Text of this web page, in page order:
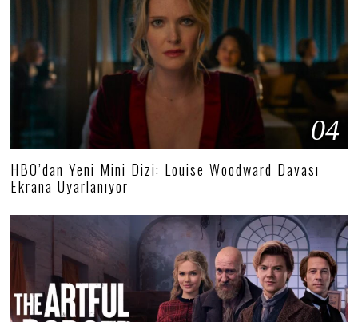
04
HBO’dan Yeni Mini Dizi: Louise Woodward Davası
Ekrana Uyarlanıyor